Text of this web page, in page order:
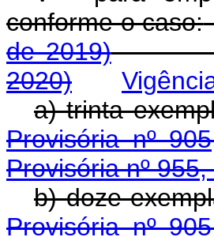
conforme o caso:
de 2019)
2020)
a) trinta
Provisória nº
Provisória nº
b) doze
Provisória nº